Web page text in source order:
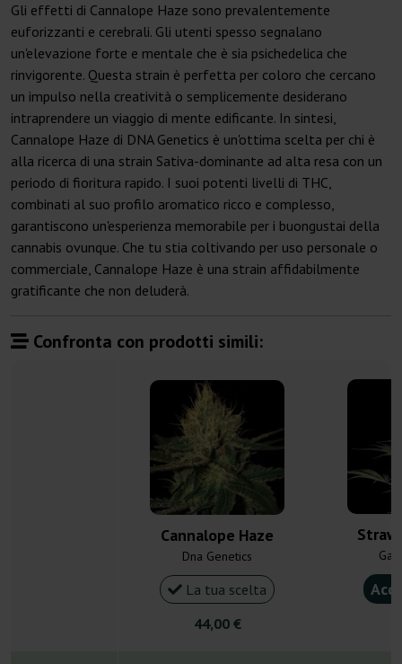
Gli effetti di Cannalope Haze sono prevalentemente
euforizzanti e cerebrali. Gli utenti spesso segnalano
un'elevazione forte e mentale che è sia psichedelica che
rinvigorente. Questa strain è perfetta per coloro che cercano
un impulso nella creatività o semplicemente desiderano
intraprendere un viaggio di mente edificante. In sintesi,
Cannalope Haze di DNA Genetics è un'ottima scelta per chi è
alla ricerca di una strain Sativa-dominante ad alta resa con un
periodo di fioritura rapido. I suoi potenti livelli di THC,
combinati al suo profilo aromatico ricco e complesso,
garantiscono un'esperienza memorabile per i buongustai della
cannabis ovunque. Che tu stia coltivando per uso personale o
commerciale, Cannalope Haze è una strain affidabilmente
gratificante che non deluderà.
Confronta con prodotti simili:
Cannalope Haze
Dna Genetics
La tua scelta
44,00 €